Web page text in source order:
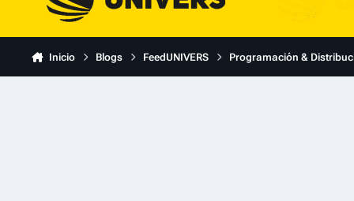
Inicio Blogs FeedUNIVERS Programación &